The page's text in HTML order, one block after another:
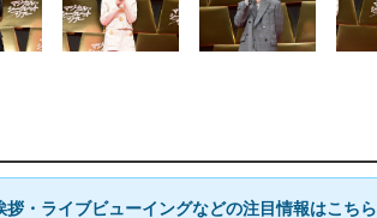
拶・ライブビューイングなどの注目情報はこちら